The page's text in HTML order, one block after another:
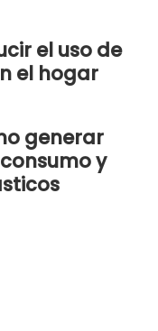
el uso de
el hogar
generar
y